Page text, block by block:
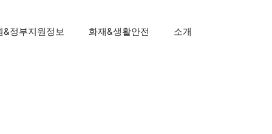
&정부지원정보 화재&생활안전 소개